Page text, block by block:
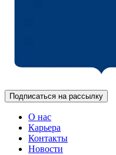
Подписаться на рассылку
О нас
Карьера
Контакты
Новости